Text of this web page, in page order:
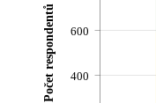
400
600
Počet respondentů